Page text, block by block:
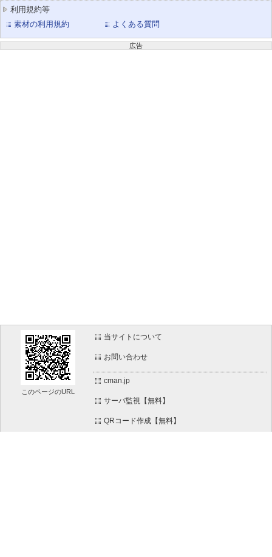
利用規約等
素材の利用規約
よくある質問
広告
このページのURL
当サイトについて
お問い合わせ
cman.jp
サーバ監視【無料】
QRコード作成【無料】